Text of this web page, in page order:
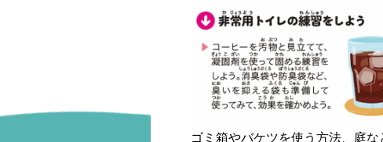
ゴミ箱やバケツを使う方法、庭